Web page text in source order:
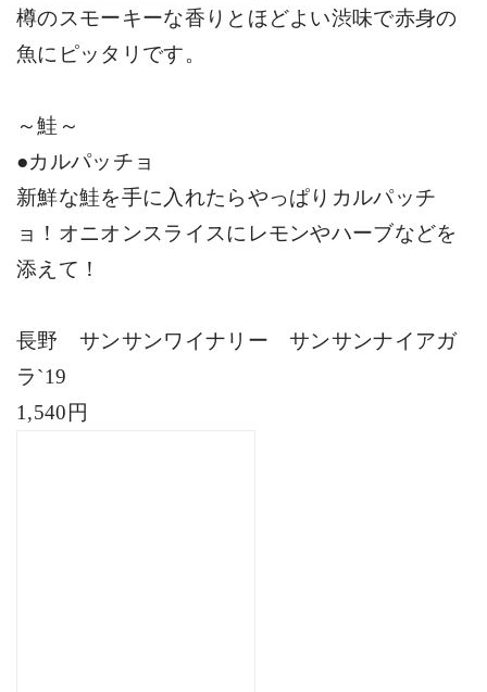
樽のスモーキーな香りとほどよい渋味で赤身の
魚にピッタリです。
～鮭～
●カルパッチョ
新鮮な鮭を手に入れたらやっぱりカルパッチ
ョ！オニオンスライスにレモンやハーブなどを
添えて！
長野 サンサンワイナリー サンサンナイアガ
ラ`19
1,540円